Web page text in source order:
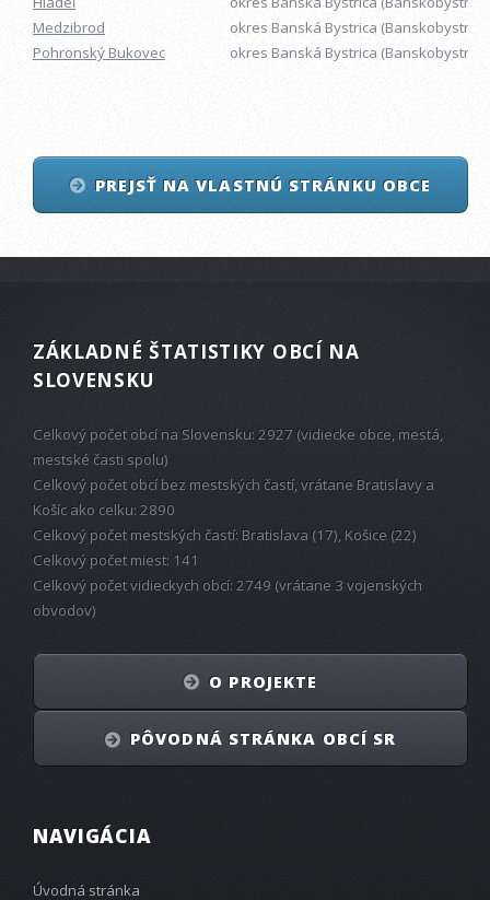
Medzibrod
okres Banská Bystrica
Pohronský Bukovec
okres Banská Bystrica
PREJSŤ NA VLASTNÚ STRÁNKU OBCE
NAVIGÁCIA
Úvodná stránka
ZÁKLADNÉ ŠTATISTIKY OBCÍ NA
SLOVENSKU
Celkový počet obcí na Slovensku: 2927 (vidiecke obce, mestá,
mestské časti spolu)
Celkový počet obcí bez mestských častí, vrátane Bratislavy a
Košíc ako celku: 2890
Celkový počet mestských častí: Bratislava (17), Košice (22)
Celkový počet miest: 141
Celkový počet vidieckych obcí: 2749 (vrátane 3 vojenských
obvodov)
O PROJEKTE
PÔVODNÁ STRÁNKA OBCÍ SR